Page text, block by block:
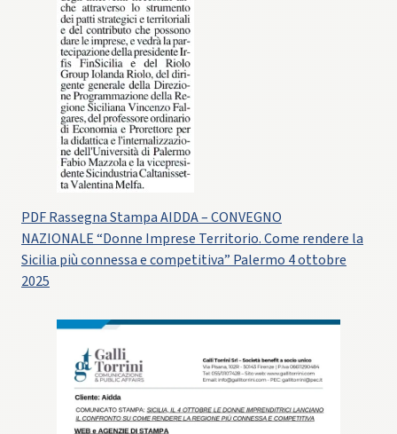
PDF Rassegna Stampa AIDDA – CONVEGNO
NAZIONALE “Donne Imprese Territorio. Come rendere la
Sicilia più connessa e competitiva” Palermo 4 ottobre
2025